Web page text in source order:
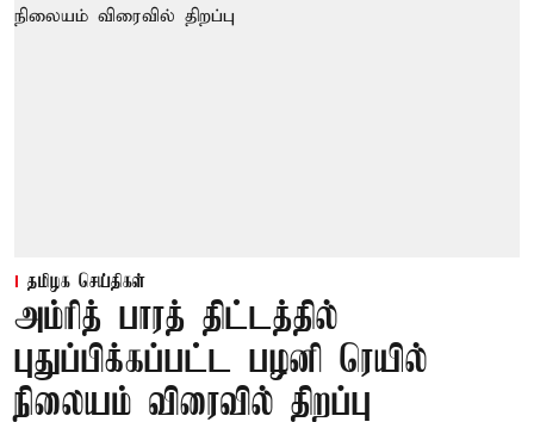
தமிழக செய்திகள்
அம்ரித் பாரத் திட்டத்தில்
புதுப்பிக்கப்பட்ட பழனி ரெயில்
நிலையம் விரைவில் திறப்பு